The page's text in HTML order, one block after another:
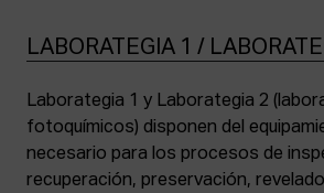
LABORATEGIA 1 /
Laborategia 1 y Laborategia 2
fotoquímicos) disponen del
necesario para los procesos de
recuperación, preservación,